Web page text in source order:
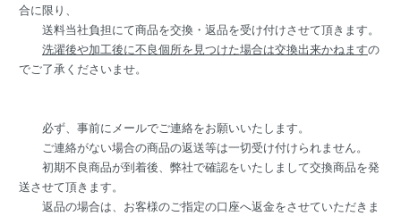
合に限り、
送料当社負担にて商品を交換・返品を受け付けさせて頂きます。
洗濯後や加工後に不良個所を見つけた場合は交換出来かねますの
でご了承くださいませ。
必ず、事前にメールでご連絡をお願いいたします。
ご連絡がない場合の商品の返送等は一切受け付けられません。
初期不良商品が到着後、弊社で確認をいたしまして交換商品を発
送させて頂きます。
返品の場合は、お客様のご指定の口座へ返金をさせていただきま